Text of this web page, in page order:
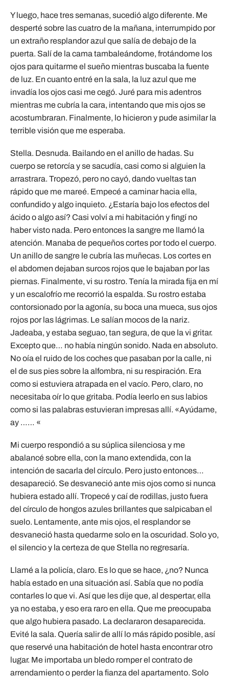
Y luego, hace tres semanas, sucedió algo diferente. Me
desperté sobre las cuatro de la mañana, interrumpido por
un extraño resplandor azul que salía de debajo de la
puerta. Salí de la cama tambaleándome, frotándome los
ojos para quitarme el sueño mientras buscaba la fuente
de luz. En cuanto entré en la sala, la luz azul que me
invadía los ojos casi me cegó. Juré para mis adentros
mientras me cubría la cara, intentando que mis ojos se
acostumbraran. Finalmente, lo hicieron y pude asimilar la
terrible visión que me esperaba.
Stella. Desnuda. Bailando en el anillo de hadas. Su
cuerpo se retorcía y se sacudía, casi como si alguien la
arrastrara. Tropezó, pero no cayó, dando vueltas tan
rápido que me mareé. Empecé a caminar hacia ella,
confundido y algo inquieto. ¿Estaría bajo los efectos del
ácido o algo así? Casi volví a mi habitación y fingí no
haber visto nada. Pero entonces la sangre me llamó la
atención. Manaba de pequeños cortes por todo el cuerpo.
Un anillo de sangre le cubría las muñecas. Los cortes en
el abdomen dejaban surcos rojos que le bajaban por las
piernas. Finalmente, vi su rostro. Tenía la mirada fija en mí
y un escalofrío me recorrió la espalda. Su rostro estaba
contorsionado por la agonía, su boca una mueca, sus ojos
rojos por las lágrimas. Le salían mocos de la nariz.
Jadeaba, y estaba seguao, tan segura, de que la vi gritar.
Excepto que… no había ningún sonido. Nada en absoluto.
No oía el ruido de los coches que pasaban por la calle, ni
el de sus pies sobre la alfombra, ni su respiración. Era
como si estuviera atrapada en el vacío. Pero, claro, no
necesitaba oír lo que gritaba. Podía leerlo en sus labios
como si las palabras estuvieran impresas allí. «Ayúdame,
ay …… «
Mi cuerpo respondió a su súplica silenciosa y me
abalancé sobre ella, con la mano extendida, con la
intención de sacarla del círculo. Pero justo entonces…
desapareció. Se desvaneció ante mis ojos como si nunca
hubiera estado allí. Tropecé y caí de rodillas, justo fuera
del círculo de hongos azules brillantes que salpicaban el
suelo. Lentamente, ante mis ojos, el resplandor se
desvaneció hasta quedarme solo en la oscuridad. Solo yo,
el silencio y la certeza de que Stella no regresaría.
Llamé a la policía, claro. Es lo que se hace, ¿no? Nunca
había estado en una situación así. Sabía que no podía
contarles lo que vi. Así que les dije que, al despertar, ella
ya no estaba, y eso era raro en ella. Que me preocupaba
que algo hubiera pasado. La declararon desaparecida.
Evité la sala. Quería salir de allí lo más rápido posible, así
que reservé una habitación de hotel hasta encontrar otro
lugar. Me importaba un bledo romper el contrato de
arrendamiento o perder la fianza del apartamento. Solo